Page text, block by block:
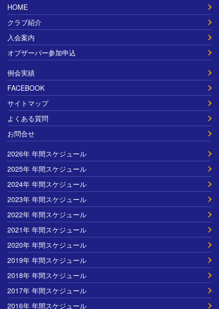
HOME
クラブ紹介
入会案内
オブザーバー参加申込
例会実績
FACEBOOK
サイトマップ
よくある質問
お問合せ
2026年 年間スケジュール
2025年 年間スケジュール
2024年 年間スケジュール
2023年 年間スケジュール
2022年 年間スケジュール
2021年 年間スケジュール
2020年 年間スケジュール
2019年 年間スケジュール
2018年 年間スケジュール
2017年 年間スケジュール
2016年 年間スケジュール